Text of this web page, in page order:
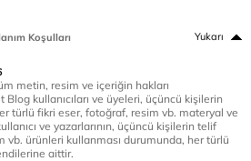
Koşulları Yukarı
metin, resim ve içeriğin hakları
kullanıcıları ve üyeleri, üçüncü kişilerin
türlü fikri eser, fotoğraf, resim vb. materyal ve
ve yazarlarının, üçüncü kişilerin telif
vb. ürünleri kullanması durumunda, her türlü
aittir.